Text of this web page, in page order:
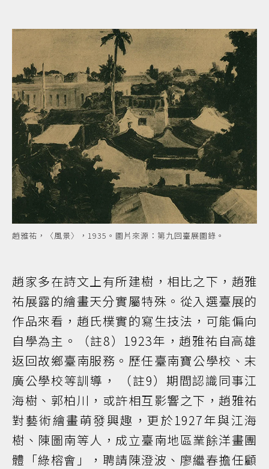
趙雅祐，〈風景〉，1935。圖片來源：第九回臺展圖錄。
趙家多在詩文上有所建樹，相比之下，趙雅
祐展露的繪畫天分實屬特殊。從入選臺展的
作品來看，趙氏樸實的寫生技法，可能偏向
自學為主。（註8）1923年，趙雅祐自高雄
返回故鄉臺南服務。歷任臺南寶公學校、末
廣公學校等訓導， （註9）期間認識同事江
海樹、郭柏川，或許相互影響之下，趙雅祐
對藝術繪畫萌發興趣，更於1927年與江海
樹、陳圖南等人，成立臺南地區業餘洋畫團
體「綠榕會」，聘請陳澄波、廖繼春擔任顧